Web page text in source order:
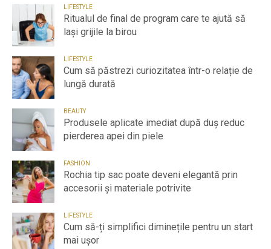
LIFESTYLE
Ritualul de final de program care te ajută să
lași grijile la birou
LIFESTYLE
Cum să păstrezi curiozitatea într-o relație de
lungă durată
BEAUTY
Produsele aplicate imediat după duș reduc
pierderea apei din piele
FASHION
Rochia tip sac poate deveni elegantă prin
accesorii și materiale potrivite
LIFESTYLE
Cum să-ți simplifici diminețile pentru un start
mai ușor